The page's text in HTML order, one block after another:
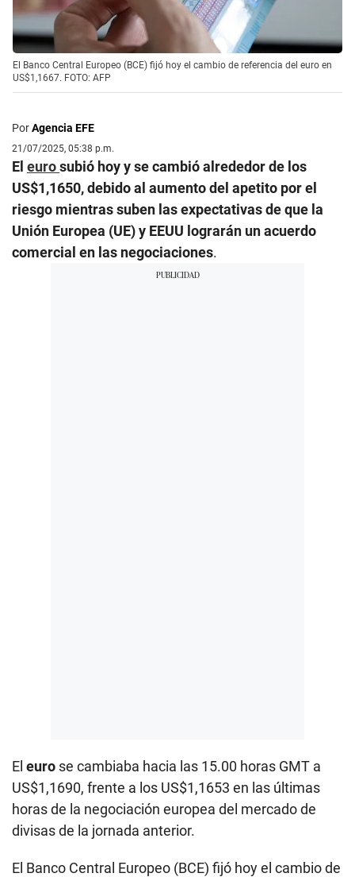
El Banco Central Europeo (BCE) fijó hoy el cambio de referencia del euro en
US$1,1667. FOTO: AFP
PorAgencia EFE
21/07/2025, 05:38 p.m.
El eurosubió hoy y se cambió alrededor de los
US$1,1650, debido al aumento del apetito por el
riesgo mientras suben las expectativas de que la
Unión Europea (UE) y EEUU lograrán un acuerdo
comercial en las negociaciones.
El euro se cambiaba hacia las 15.00 horas GMT a
US$1,1690, frente a los US$1,1653 en las últimas
horas de la negociación europea del mercado de
divisas de la jornada anterior.
El Banco Central Europeo (BCE) fijó hoy el cambio de